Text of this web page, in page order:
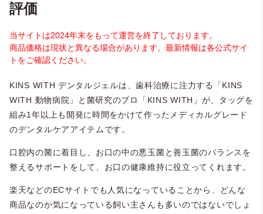
評価
当サイトは2024年末をもって運営を終了しております。
商品価格は現状と異なる場合があります。最新情報は各公式サイ
トをご確認ください。
KINS WITH デンタルジェルは、歯科治療に注力する「KINS
WITH 動物病院」と菌研究のプロ「KINS WITH」が、タッグを
組み1年以上も開発に時間をかけて作ったメディカルグレード
のデンタルケアアイテムです。
口腔内の菌に着目し、お口の中の悪玉菌と善玉菌のバランスを
整えるサポートをして、お口の健康維持に役立ってくれます。
楽天などのECサイトでも人気になっていることから、どんな
商品なのか気になっている飼い主さんも多いのではないでしょ